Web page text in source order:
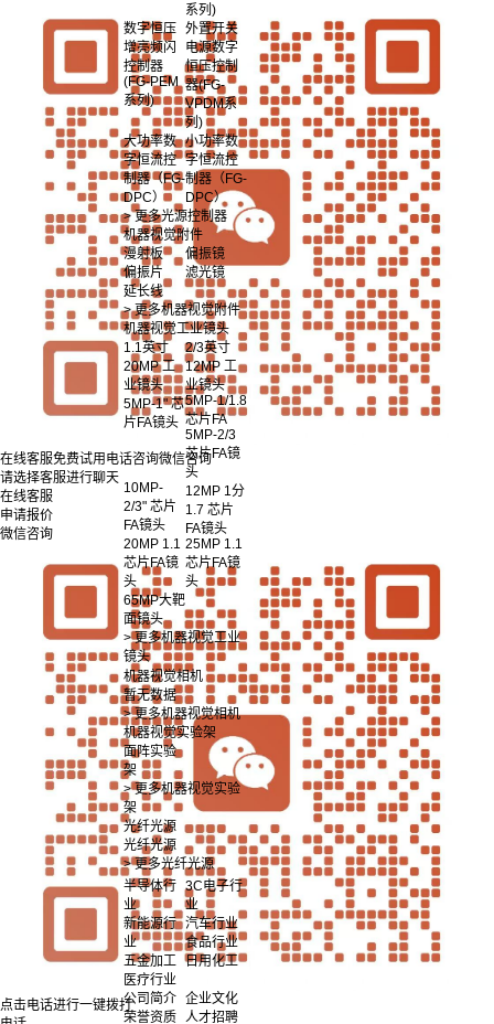
系列)
数字恒压
增亮频闪
控制器
(FG-PEM
系列)
外置开关
电源数字
恒压控制
器(FG-
VPDM系
列)
大功率数
字恒流控
制器（FG-
DPC）
小功率数
字恒流控
制器（FG-
DPC）
> 更多光源控制器
机器视觉附件
漫射板
偏振镜
偏振片
滤光镜
延长线
> 更多机器视觉附件
机器视觉工业镜头
1.1英寸
20MP 工
业镜头
2/3英寸
12MP 工
业镜头
5MP-1" 芯
片FA镜头
5MP-1/1.8
芯片FA
5MP-2/3
芯片FA镜
头
10MP-
2/3" 芯片
FA镜头
12MP 1分
1.7 芯片
FA镜头
20MP 1.1
芯片FA镜
头
25MP 1.1
芯片FA镜
头
65MP大靶
面镜头
> 更多机器视觉工业
镜头
机器视觉相机
暂无数据
> 更多机器视觉相机
机器视觉实验架
面阵实验
架
> 更多机器视觉实验
架
光纤光源
光纤光源
> 更多光纤光源
半导体行
业
3C电子行
业
新能源行
业
汽车行业
食品行业
五金加工 日用化工
医疗行业
公司简介 企业文化
荣誉资质 人才招聘
在线客服免费试用 电话咨询微信咨询
请选择客服进行聊天
在线客服
申请报价
微信咨询
点击电话进行一键拨打